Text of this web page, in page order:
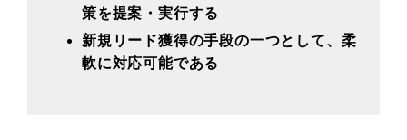
策を提案・実行する
新規リード獲得の手段の一つとして、柔
軟に対応可能である